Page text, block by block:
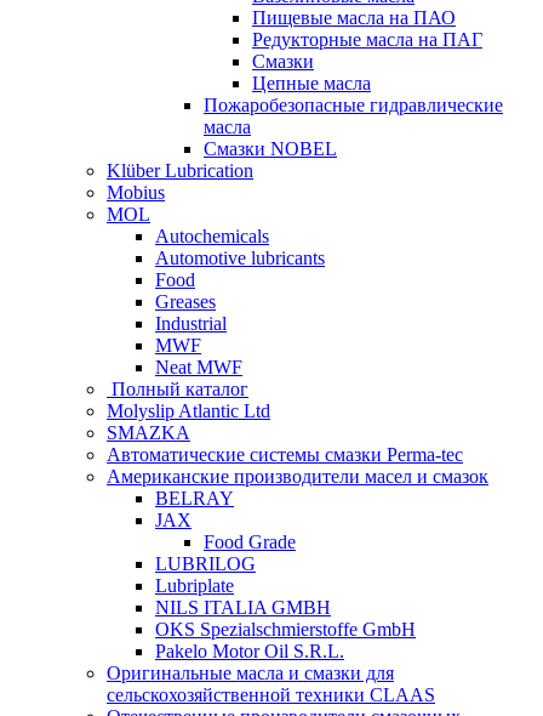
Пищевые масла на ПАО
Редукторные масла на ПАГ
Смазки
Цепные масла
Пожаробезопасные гидравлические
масла
Смазки NOBEL
Klüber Lubrication
Mobius
MOL
Autochemicals
Automotive lubricants
Food
Greases
Industrial
MWF
Neat MWF
Полный каталог
Molyslip Atlantic Ltd
SMAZKA
Автоматические системы смазки Perma-tec
Американские производители масел и смазок
BELRAY
JAX
Food Grade
LUBRILOG
Lubriplate
NILS ITALIA GMBH
OKS Spezialschmierstoffe GmbH
Pakelo Motor Oil S.R.L.
Оригинальные масла и смазки для
сельскохозяйственной техники CLAAS